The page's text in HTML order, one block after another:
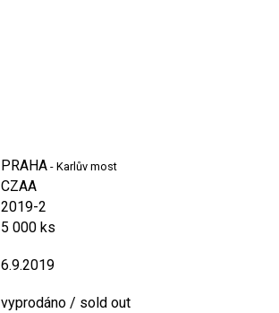
PRAHA- Karlův most
CZAA
2019-2
5 000 ks
6.9.2019
vyprodáno / sold out